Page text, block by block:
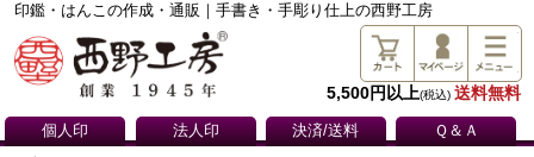
印鑑・はんこの作成・通販｜手書き・手彫り仕上の西野工房
5,500円以上(税込) 送料無料
個人印 法人印 決済/送料 Ｑ＆Ａ